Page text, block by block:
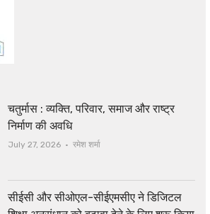
चतुर्मास : व्यक्ति, परिवार, समाज और राष्ट्र
निर्माण की अवधि
July 27, 2026 Author
रमेश शर्मा
सीईसी और सीओएल-सीईएमसीए ने डिजिटल